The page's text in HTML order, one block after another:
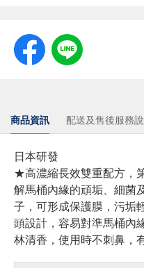
商品資訊 配送及售後服務
日本研發
★高濃縮長效雙重配方，
解馬桶內緣的頑垢、細菌
子，可形成保護膜，污
頭設計，容易對準馬桶內
林清香，使用時不刺鼻，